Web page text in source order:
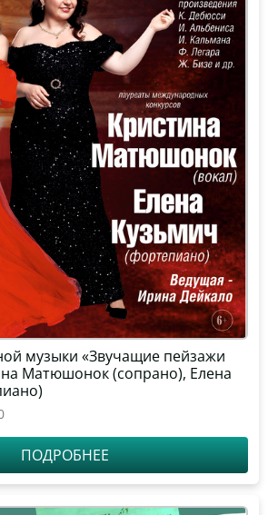
музыки «Звучащие пейзажи
Матюшонок (сопрано), Елена
ПОДРОБНЕЕ